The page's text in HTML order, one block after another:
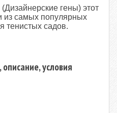
гены) этот
из самых популярных
тенистых садов.
условия